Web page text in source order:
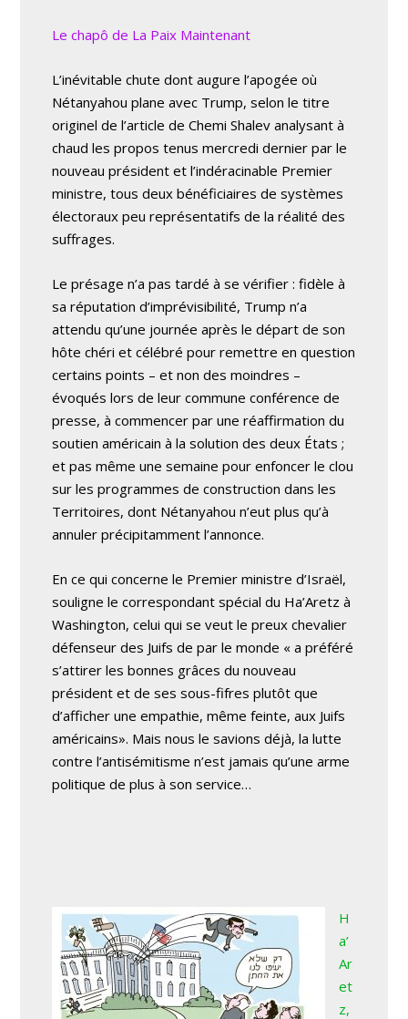
Le chapô de La Paix Maintenant
L’inévitable chute dont augure l’apogée où
Nétanyahou plane avec Trump, selon le titre
originel de l’article de Chemi Shalev analysant à
chaud les propos tenus mercredi dernier par le
nouveau président et l’indéracinable Premier
ministre, tous deux bénéficiaires de systèmes
électoraux peu représentatifs de la réalité des
suffrages.
Le présage n’a pas tardé à se vérifier : fidèle à
sa réputation d’imprévisibilité, Trump n’a
attendu qu’une journée après le départ de son
hôte chéri et célébré pour remettre en question
certains points – et non des moindres –
évoqués lors de leur commune conférence de
presse, à commencer par une réaffirmation du
soutien américain à la solution des deux États ;
et pas même une semaine pour enfoncer le clou
sur les programmes de construction dans les
Territoires, dont Nétanyahou n’eut plus qu’à
annuler précipitamment l’annonce.
En ce qui concerne le Premier ministre d’Israël,
souligne le correspondant spécial du Ha’Aretz à
Washington, celui qui se veut le preux chevalier
défenseur des Juifs de par le monde « a préféré
s’attirer les bonnes grâces du nouveau
président et de ses sous-fifres plutôt que
d’afficher une empathie, même feinte, aux Juifs
américains». Mais nous le savions déjà, la lutte
contre l’antisémitisme n’est jamais qu’une arme
politique de plus à son service…
H
a’
Ar
et
z,